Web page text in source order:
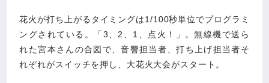
花火が打ち上がるタイミングは1/100秒単位でプログラミ
ングされている。「3、2、1、点火！」。無線機で送ら
れた宮本さんの合図で、音響担当者、打ち上げ担当者そ
れぞれがスイッチを押し、大花火大会がスタート。